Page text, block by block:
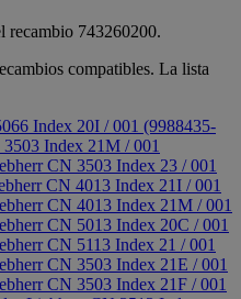
recambio 743260200.
compatibles. La lista
Index 20I / 001 (9988435-
Index 21M / 001
CN 3503 Index 23 / 001
CN 4013 Index 21I / 001
CN 4013 Index 21M / 001
CN 5013 Index 20C / 001
CN 5113 Index 21 / 001
CN 3503 Index 21E / 001
CN 3503 Index 21F / 001